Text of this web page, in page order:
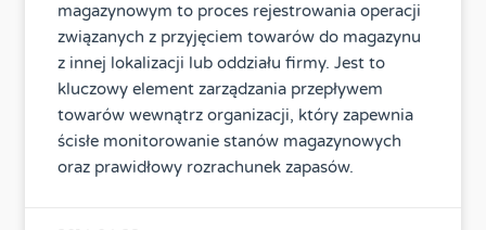
magazynowym to proces rejestrowania operacji
związanych z przyjęciem towarów do magazynu
z innej lokalizacji lub oddziału firmy. Jest to
kluczowy element zarządzania przepływem
towarów wewnątrz organizacji, który zapewnia
ścisłe monitorowanie stanów magazynowych
oraz prawidłowy rozrachunek zapasów.